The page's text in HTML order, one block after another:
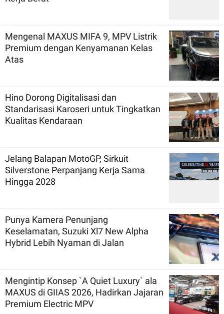
Mengenal MAXUS MIFA 9, MPV Listrik
Premium dengan Kenyamanan Kelas
Atas
Hino Dorong Digitalisasi dan
Standarisasi Karoseri untuk Tingkatkan
Kualitas Kendaraan
Jelang Balapan MotoGP, Sirkuit
Silverstone Perpanjang Kerja Sama
Hingga 2028
Punya Kamera Penunjang
Keselamatan, Suzuki Xl7 New Alpha
Hybrid Lebih Nyaman di Jalan
Mengintip Konsep `A Quiet Luxury` ala
MAXUS di GIIAS 2026, Hadirkan Jajaran
Premium Electric MPV